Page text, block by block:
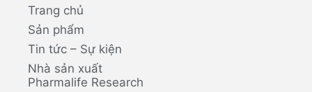
Trang chủ
Sản phẩm
Tin tức – Sự kiện
Nhà sản xuất
Pharmalife Research